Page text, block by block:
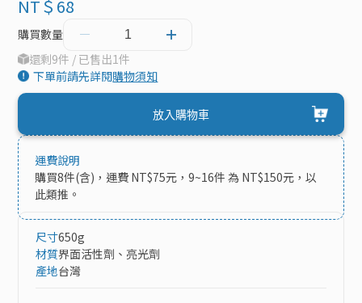
NT＄68
購買數量
還剩9件 / 已售出1件
下單前請先詳閱購物須知
放入購物車
運費說明
購買8件(含)，運費 NT$75元，9~16件 為 NT$150元，以
此類推。
尺寸650g
材質界面活性劑、亮光劑
產地台灣